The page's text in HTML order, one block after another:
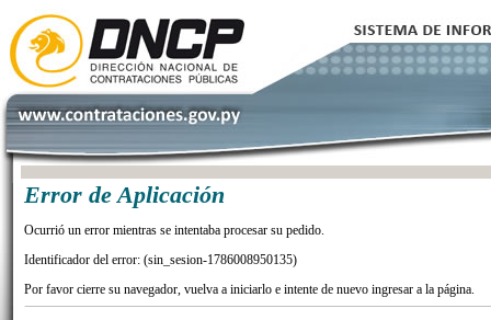
Error de Aplicación
Ocurrió un error mientras se intentaba procesar su pedido.
Identificador del error: (sin_sesion-1786008950135)
Por favor cierre su navegador, vuelva a iniciarlo e intente de nuevo ingresar a la página.